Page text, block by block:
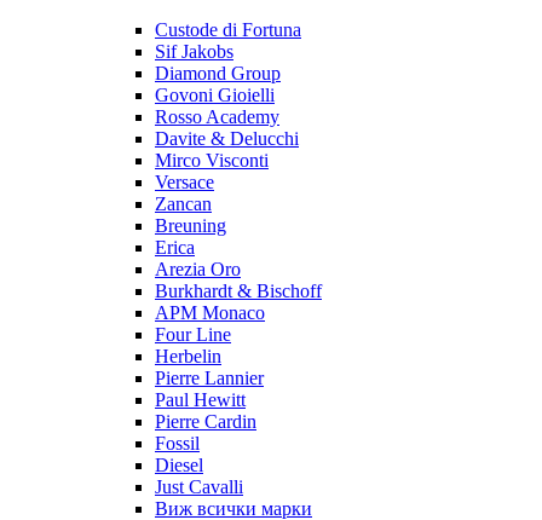
Custode di Fortuna
Sif Jakobs
Diamond Group
Govoni Gioielli
Rosso Academy
Davite & Delucchi
Mirco Visconti
Versace
Zancan
Breuning
Erica
Arezia Oro
Burkhardt & Bischoff
APM Monaco
Four Line
Herbelin
Pierre Lannier
Paul Hewitt
Pierre Cardin
Fossil
Diesel
Just Cavalli
Виж всички марки